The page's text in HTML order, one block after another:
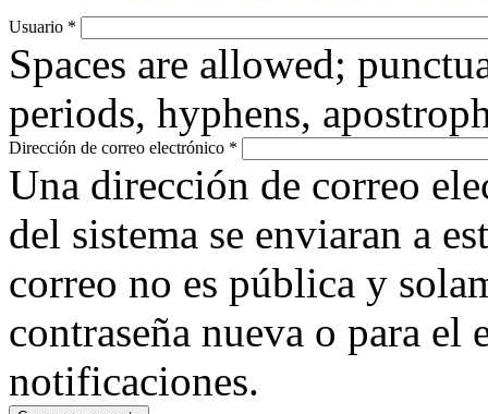
Usuario *
Spaces are allowed;
periods, hyphens,
Dirección de correo electrónico *
Una dirección de correo
del sistema se enviaran a
correo no es pública y
contraseña nueva o para
notificaciones.